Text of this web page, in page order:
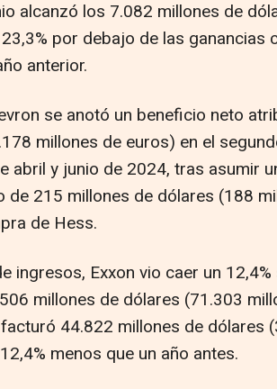
alcanzó los 7.082 millones de
por debajo de las ganancias
anterior.
se anotó un beneficio neto
millones de euros) en el
abril y junio de 2024, tras asumir
de 215 millones de dólares (188
de Hess.
ingresos, Exxon vio caer un
millones de dólares (71.303
44.822 millones de dólares
menos que un año antes.